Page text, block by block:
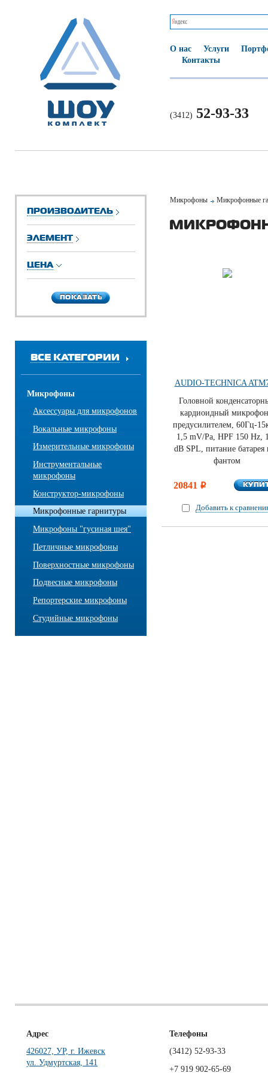
О нас Услуги
Контакты
(3412) 52-93-33
ПРОИЗВОДИТЕЛЬ
ЭЛЕМЕНТ
ЦЕНА
ПОКАЗАТЬ
ПОКАЗАТЬ
ВСЕ КАТЕГОРИИ
Микрофоны
Аксессуары для микрофонов
Вокальные микрофоны
Измерительные микрофоны
Инструментальные
микрофоны
Конструктор-микрофоны
Микрофонные гарнитуры
Микрофоны "гусиная шея"
Петличные микрофоны
Поверхностные микрофоны
Подвесные микрофоны
Репортерские микрофоны
Студийные микрофоны
Микрофоны Микрофонные
AUDIO-TECHNICA
Головной
кардиоидный
предусилителем, 60Гц-
1,5 mV/Pa, HPF 150 Hz,
dB SPL, питание батарея
фантом
20841 i
Добавить к
Адрес
426027, УР, г. Ижевск
ул. Удмуртская, 141
Телефоны
(3412) 52-93-33
+7 919 902-65-69